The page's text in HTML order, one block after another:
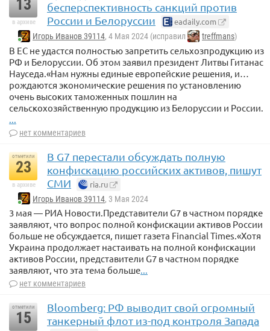
13
в архиве
бесперспективность санкций против
России и Белоруссии
eadaily.com
Игорь Иванов 39114, 4 Мая 2024 (исправил treffmans)
В ЕС не удастся полностью запретить сельхозпродукцию из
РФ и Белоруссии. Об этом заявил президент Литвы Гитанас
Науседа.«Нам нужны единые европейские решения, и…
рождаются экономические решения по установлению
очень высоких таможенных пошлин на
сельскохозяйственную продукцию из Белоруссии и России.
нет комментариев
отметили
23
в архиве
В G7 перестали обсуждать полную
конфискацию российских активов, пишут
СМИ
ria.ru
Игорь Иванов 39114, 3 Мая 2024
3 мая — РИА Новости.Представители G7 в частном порядке
заявляют, что вопрос полной конфискации активов России
больше не обсуждается, пишет газета Financial Times.«Хотя
Украина продолжает настаивать на полной конфискации
активов России, представители G7 в частном порядке
заявляют, что эта тема больше...
нет комментариев
отметили
15
Bloomberg: РФ выводит свой огромный
танкерный флот из-под контроля Запада